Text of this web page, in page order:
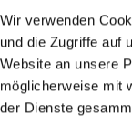
Wir verwenden
und die Zugriffe auf
Website an unsere
möglicherweise mit
der Dienste
Vikings
-